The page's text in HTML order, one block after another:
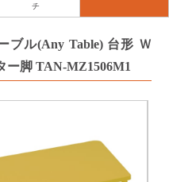
チ
ブル(Any Table) 台形 Ｗ
ー脚 TAN-MZ1506M1